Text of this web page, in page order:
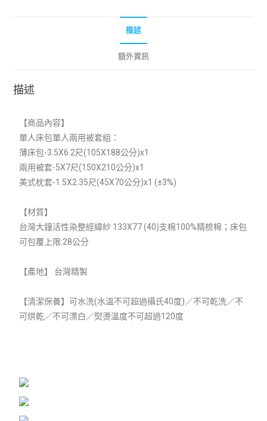
描述
額外資訊
描述
【商品內容】
單人床包單人兩用被套組：
薄床包-3.5X6.2尺(105X188公分)x1
兩用被套-5X7尺(150X210公分)x1
美式枕套-1.5X2.35尺(45X70公分)x1 (±3%)
【材質】
台灣大鐘活性染整經緯紗 133X77 (40)支棉100%精梳棉； 床包
可包覆上限:28公分
【產地】 台灣精製
【清潔保養】可水洗(水溫不可超過攝氏40度)／不可乾洗／不
可烘乾／不可漂白／熨燙溫度不可超過120度